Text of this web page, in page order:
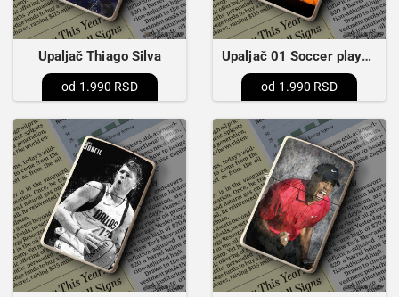
Upaljač Thiago Silva
1.990 RSD
Upaljač 01 Soccer player shoot
1.990 RSD